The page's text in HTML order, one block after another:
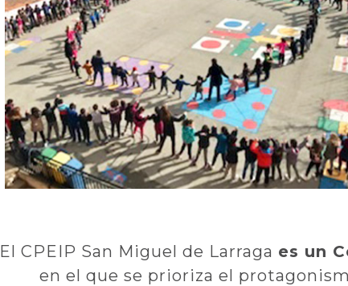
El CPEIP San Miguel de Larraga es un
en el que se prioriza el